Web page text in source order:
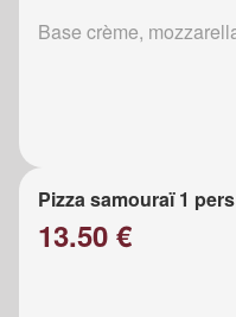
Base crème,
Pizza samouraï 1 pers
13.50 €